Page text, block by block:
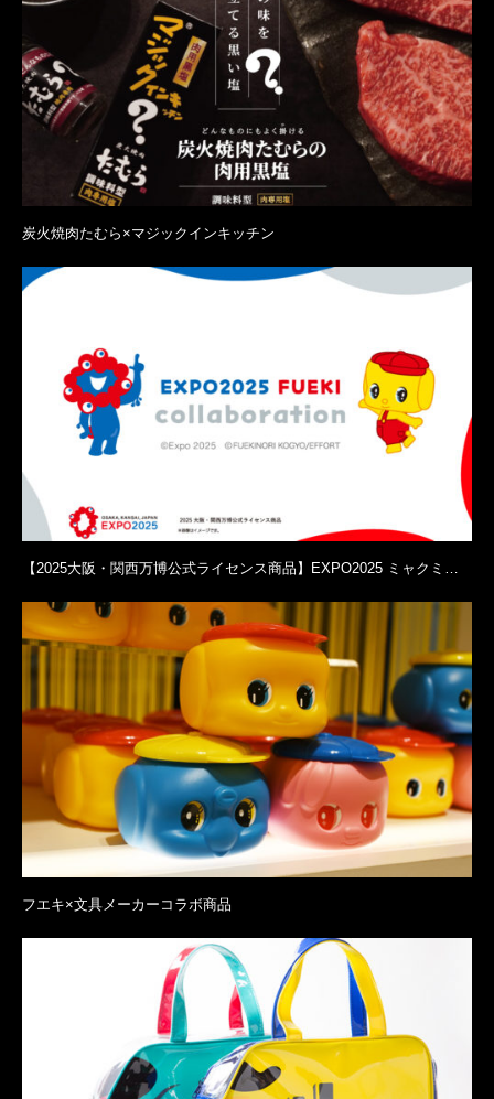
炭火焼肉たむら×マジックインキッチン
【2025大阪・関西万博公式ライセンス商品】EXPO2025 ミャクミ…
フエキ×文具メーカーコラボ商品